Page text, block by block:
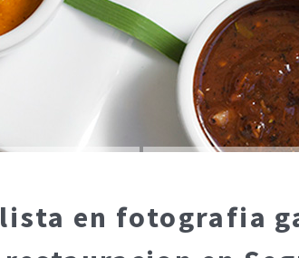
en fotografia